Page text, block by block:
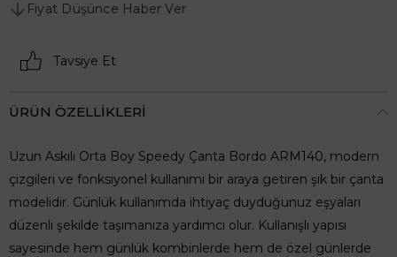
Fiyat Düşünce Haber Ver
Tavsiye Et
ÜRÜN ÖZELLIKLERI
Uzun Askılı Orta Boy Speedy Çanta Bordo ARM140, modern
çizgileri ve fonksiyonel kullanımı bir araya getiren şık bir çanta
modelidir. Günlük kullanımda ihtiyaç duyduğunuz eşyaları
düzenli şekilde taşımanıza yardımcı olur. Kullanışlı yapısı
sayesinde hem günlük kombinlerde hem de özel günlerde